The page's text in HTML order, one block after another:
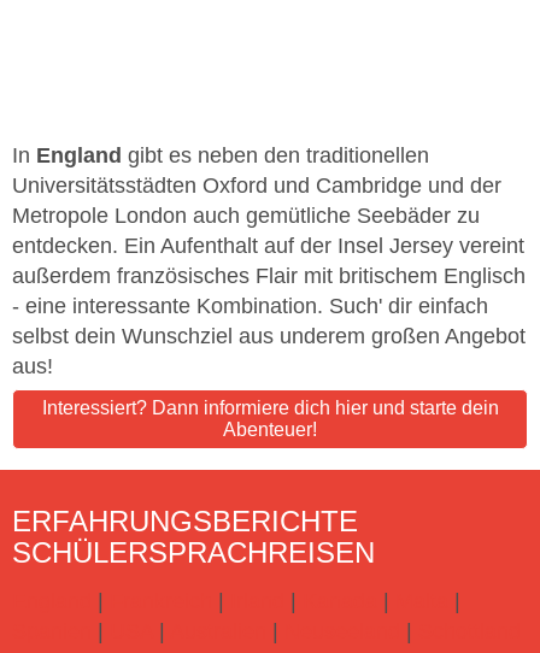
In England gibt es neben den traditionellen
Universitätsstädten Oxford und Cambridge und der
Metropole London auch gemütliche Seebäder zu
entdecken. Ein Aufenthalt auf der Insel Jersey vereint
außerdem französisches Flair mit britischem Englisch
- eine interessante Kombination. Such' dir einfach
selbst dein Wunschziel aus underem großen Angebot
aus!
Interessiert? Dann informiere dich hier und starte dein
Abenteuer!
ERFAHRUNGSBERICHTE
SCHÜLERSPRACHREISEN
| | | |
|
| | | |